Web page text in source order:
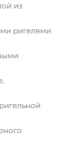
из
ригелями